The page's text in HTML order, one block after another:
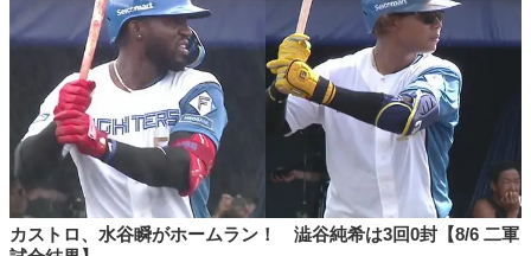
カストロ、水谷瞬がホームラン！ 澁谷純希は3回0封【8/6 二軍